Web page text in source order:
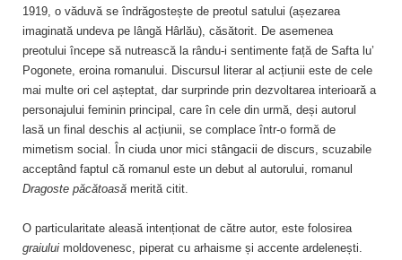
1919, o văduvă se îndrăgostește de preotul satului (așezarea
imaginată undeva pe lângă Hârlău), căsătorit. De asemenea
preotului începe să nutrească la rându-i sentimente față de Safta lu’
Pogonete, eroina romanului. Discursul literar al acțiunii este de cele
mai multe ori cel așteptat, dar surprinde prin dezvoltarea interioară a
personajului feminin principal, care în cele din urmă, deși autorul
lasă un final deschis al acțiunii, se complace într-o formă de
mimetism social. În ciuda unor mici stângacii de discurs, scuzabile
acceptând faptul că romanul este un debut al autorului, romanul
Dragoste păcătoasă merită citit.
O particularitate aleasă intenționat de către autor, este folosirea
graiului moldovenesc, piperat cu arhaisme și accente ardelenești.